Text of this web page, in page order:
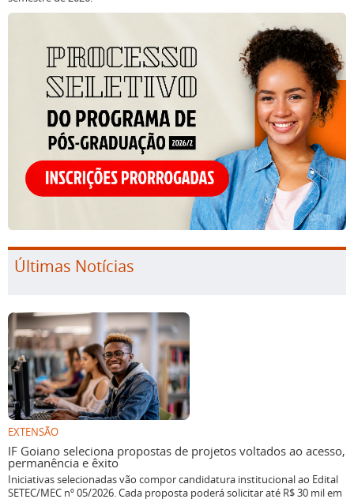
Últimas Notícias
EXTENSÃO
IF Goiano seleciona propostas de projetos voltados ao acesso,
permanência e êxito
Iniciativas selecionadas vão compor candidatura institucional ao Edital
SETEC/MEC nº 05/2026. Cada proposta poderá solicitar até R$ 30 mil em
recursos.